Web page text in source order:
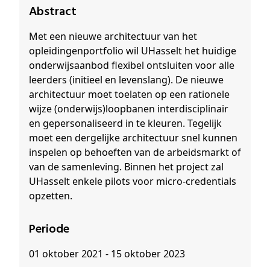
Abstract
Met een nieuwe architectuur van het
opleidingenportfolio wil UHasselt het huidige
onderwijsaanbod flexibel ontsluiten voor alle
leerders (initieel en levenslang). De nieuwe
architectuur moet toelaten op een rationele
wijze (onderwijs)loopbanen interdisciplinair
en gepersonaliseerd in te kleuren. Tegelijk
moet een dergelijke architectuur snel kunnen
inspelen op behoeften van de arbeidsmarkt of
van de samenleving. Binnen het project zal
UHasselt enkele pilots voor micro-credentials
opzetten.
Periode
01 oktober 2021 - 15 oktober 2023